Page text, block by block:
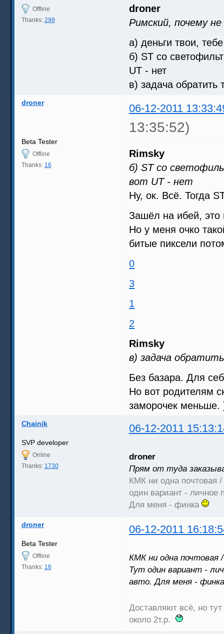
Offline
Thanks: 299
droner
Римский, почему
а) деньги твои,
б) ST со
UT - нет
в) задача
droner 06-12-2011
13:35:52)
Beta Tester
Offline
Thanks: 16
Rimsky
б) ST со
вот UT - нет
Ну, ок. Всё. Тогда
Зашёл на ибей,
Но у меня очко
битые пиксели
0
3
1
2
Rimsky
в) задача
Без базара. Для
Но вот родителям
заморочек меньше.
Chainik 06-12-2011
SVP developer
Online
Thanks: 1730
droner
Прям от туда
КМК ни одна почтовая
один вариант - личное
Для меня - финка
droner 06-12-2011
Beta Tester
Offline
Thanks: 16
КМК ни одна почтовая
Тут один вариант -
авто. Для меня - финка
Доставляют всё, но
около 2т.р.